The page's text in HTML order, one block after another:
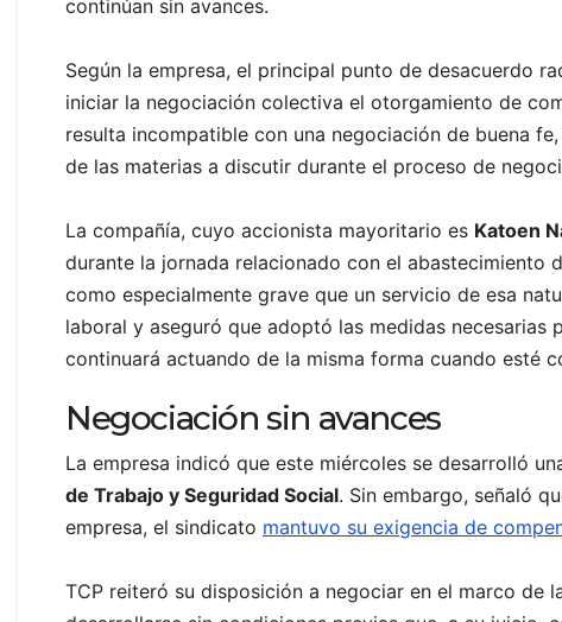
continúan sin avances.
Según la empresa, el principal punto de desacuerdo
iniciar la negociación colectiva el otorgamiento de
resulta incompatible con una negociación de buena
de las materias a discutir durante el proceso de
La compañía, cuyo accionista mayoritario es Katoen
durante la jornada relacionado con el abastecimiento
como especialmente grave que un servicio de esa
laboral y aseguró que adoptó las medidas
continuará actuando de la misma forma cuando esté
Negociación sin avances
La empresa indicó que este miércoles se desarrolló
de Trabajo y Seguridad Social. Sin embargo, señaló
empresa, el sindicato mantuvo su exigencia de
TCP reiteró su disposición a negociar en el marco de